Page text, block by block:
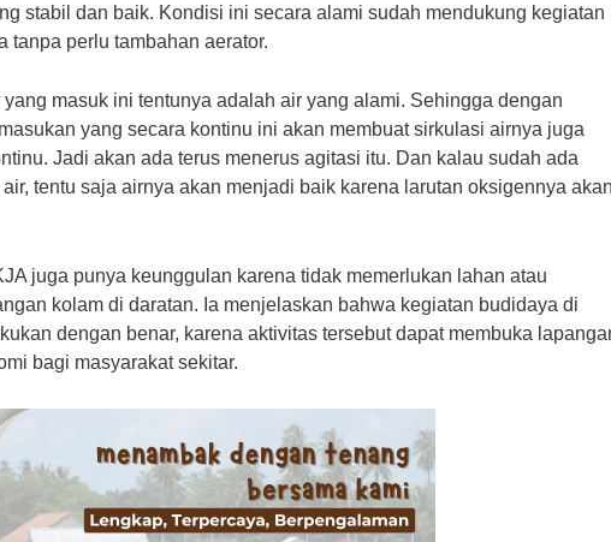
stabil dan baik. Kondisi ini secara alami sudah mendukung kegiatan
tanpa perlu tambahan aerator.
yang masuk ini tentunya adalah air yang alami. Sehingga dengan
yang secara kontinu ini akan membuat sirkulasi airnya juga
Jadi akan ada terus menerus agitasi itu. Dan kalau sudah ada
tentu saja airnya akan menjadi baik karena larutan oksigennya
juga punya keunggulan karena tidak memerlukan lahan atau
kolam di daratan. Ia menjelaskan bahwa kegiatan budidaya di
dengan benar, karena aktivitas tersebut dapat membuka
bagi masyarakat sekitar.